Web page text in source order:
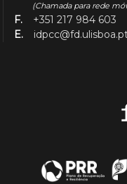
(Chamada para rede
F.
+351 217 984 603
E.